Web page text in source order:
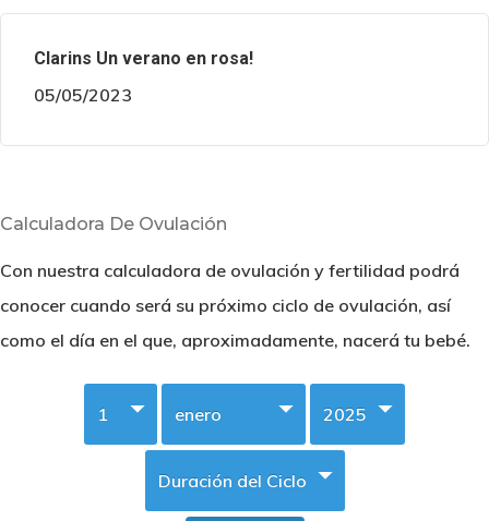
Clarins Un verano en rosa!
05/05/2023
Calculadora De Ovulación
Con nuestra calculadora de ovulación y fertilidad podrá
conocer cuando será su próximo ciclo de ovulación, así
como el día en el que, aproximadamente, nacerá tu bebé.